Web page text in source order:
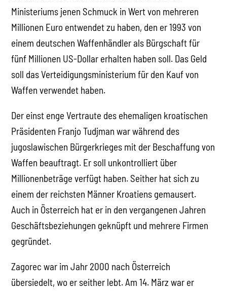
Ministeriums jenen Schmuck in Wert von mehreren
Millionen Euro entwendet zu haben, den er 1993 von
einem deutschen Waffenhändler als Bürgschaft für
fünf Millionen US-Dollar erhalten haben soll. Das Geld
soll das Verteidigungsministerium für den Kauf von
Waffen verwendet haben.
Der einst enge Vertraute des ehemaligen kroatischen
Präsidenten Franjo Tudjman war während des
jugoslawischen Bürgerkrieges mit der Beschaffung von
Waffen beauftragt. Er soll unkontrolliert über
Millionenbeträge verfügt haben. Seither hat sich zu
einem der reichsten Männer Kroatiens gemausert.
Auch in Österreich hat er in den vergangenen Jahren
Geschäftsbeziehungen geknüpft und mehrere Firmen
gegründet.
Zagorec war im Jahr 2000 nach Österreich
übersiedelt, wo er seither lebt. Am 14. März war er